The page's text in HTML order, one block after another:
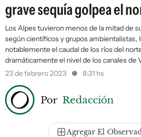
grave sequía golpea el
Los Alpes tuvieron menos de la mitad de
según científicos y grupos ambientalistas,
notablemente el caudal de los ríos del
dramáticamente el nivel de los canales de
23 de febrero 2023
8:31 hs
Por Redacción
Agregar El